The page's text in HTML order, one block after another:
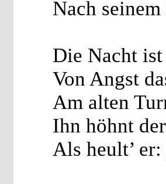
Nach
Die Nacht
Von Angst
Am alten
Ihn höhnt
Als heult’